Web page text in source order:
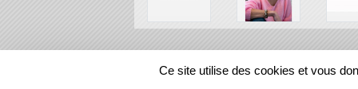
REGIONS
Ce site utilise des cookies et vous